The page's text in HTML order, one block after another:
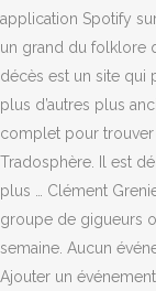
application Spotify
un grand du folklore
décès est un site qui
plus d’autres plus
complet pour
Tradosphère. Il est
plus … Clément
groupe de gigueurs
semaine. Aucun
Ajouter un